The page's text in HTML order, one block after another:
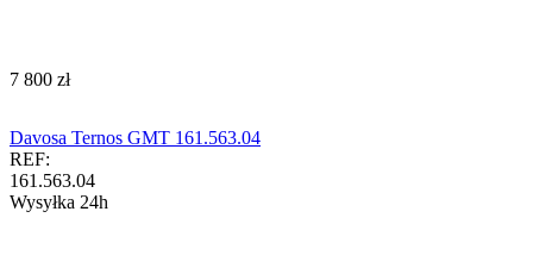
‍7 800‍ zł
Davosa Ternos GMT 161.563.04
REF:
161.563.04
Wysyłka 24h